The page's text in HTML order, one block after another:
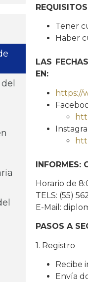
Tener
Haber
LAS
EN:
https://
INFORMES:
Horario de
TELS: (55)
E-Mail:
PASOS A
1. Registro
Recibe
Envía